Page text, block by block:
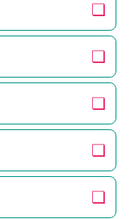
❏
❏
❏
❏
❏